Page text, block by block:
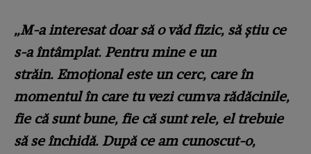
„M-a interesat doar să o văd fizic, să ştiu ce
s-a întâmplat. Pentru mine e un
străin. Emoţional este un cerc, care în
momentul în care tu vezi cumva rădăcinile,
fie că sunt bune, fie că sunt rele, el trebuie
să se închidă. După ce am cunoscut-o,